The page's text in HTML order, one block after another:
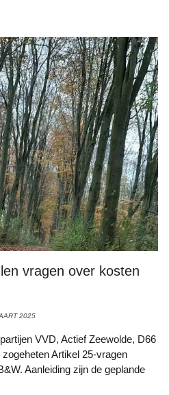
vragen over kosten
2025
VVD, Actief Zeewolde, D66
Artikel 25-vragen
Aanleiding zijn de geplande